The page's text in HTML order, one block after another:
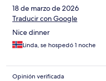
18 de marzo de 2026
Traducir con Google
Nice dinner
Linda, se hospedó 1 noche
Opinión verificada